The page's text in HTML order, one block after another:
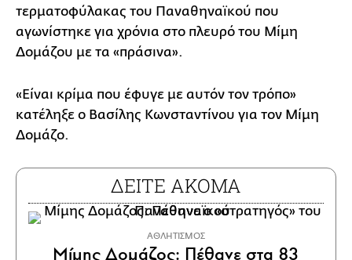
τερματοφύλακας του Παναθηναϊκού που
αγωνίστηκε για χρόνια στο πλευρό του Μίμη
Δομάζου με τα «πράσινα».
«Είναι κρίμα που έφυγε με αυτόν τον τρόπο»
κατέληξε ο Βασίλης Κωνσταντίνου για τον Μίμη
Δομάζο.
ΔΕΙΤΕ ΑΚΟΜΑ
ΑΘΛΗΤΙΣΜΟΣ
Μίμης Δομάζος: Πέθανε στα 83